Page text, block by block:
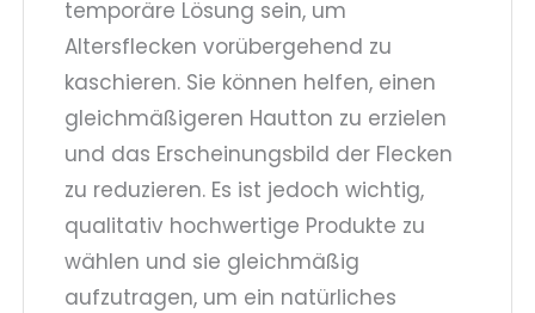
temporäre Lösung sein, um
Altersflecken vorübergehend zu
kaschieren. Sie können helfen, einen
gleichmäßigeren Hautton zu erzielen
und das Erscheinungsbild der Flecken
zu reduzieren. Es ist jedoch wichtig,
qualitativ hochwertige Produkte zu
wählen und sie gleichmäßig
aufzutragen, um ein natürliches